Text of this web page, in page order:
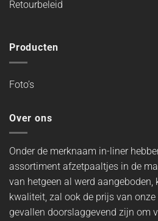
Retourbeleid
Producten
Foto’s
Over ons
Onder de merknaam in-liner
assortiment afzetpaaltjes in de
van hetgeen al werd aangeboden,
kwaliteit, zal ook de prijs van
gevallen doorslaggevend zijn om